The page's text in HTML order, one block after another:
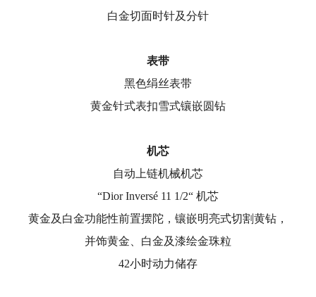
白金切面时针及分针
表带
黑色绢丝表带
黄金针式表扣雪式镶嵌圆钻
机芯
自动上链机械机芯
“Dior Inversé 11 1/2“ 机芯
黄金及白金功能性前置摆陀，镶嵌明亮式切割黄钻，
并饰黄金、白金及漆绘金珠粒
42小时动力储存